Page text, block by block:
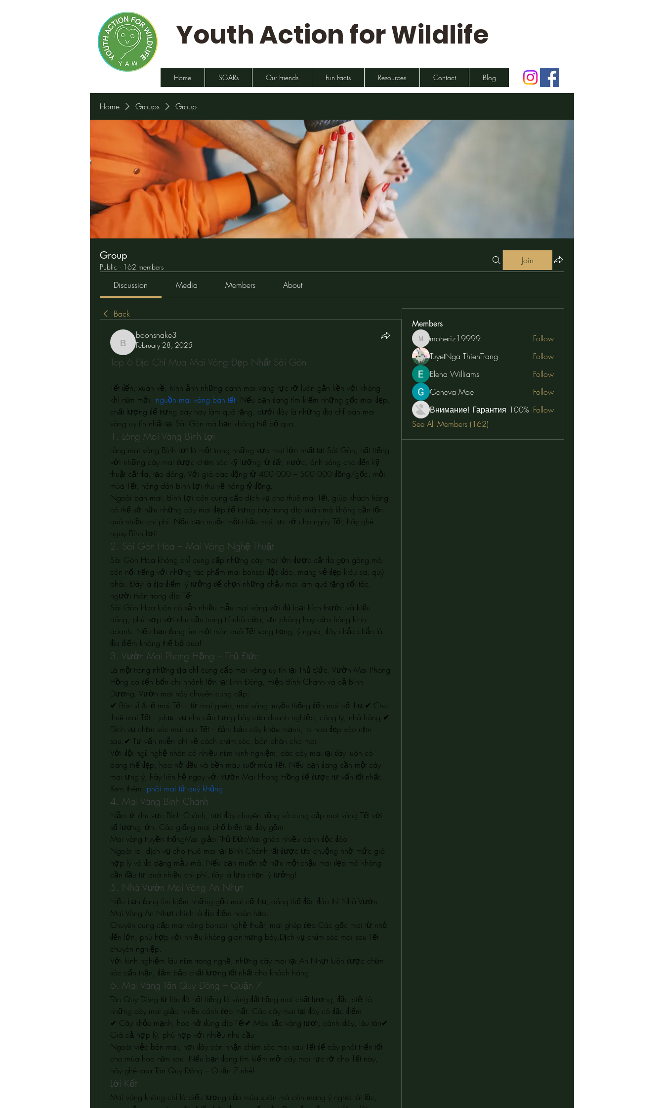
Youth Action for Wildlife
Home SGARs Our Friends Fun Facts Resources Contact Blog
Home Groups Group
Group
Public · 162 members
Join
Discussion Media Members About
Back
boonsnake3
boonsnake3
February 28, 2025
Top 6 Địa Chỉ Mua Mai Vàng Đẹp Nhất Sài Gòn
Tết đến, xuân về, hình ảnh những cánh mai vàng rực rỡ luôn gắn liền với không
khí năm mới. nguồn mai vàng bán tết. Nếu bạn đang tìm kiếm những gốc mai đẹp,
chất lượng để trưng bày hay làm quà tặng, dưới đây là những địa chỉ bán mai
vàng uy tín nhất tại Sài Gòn mà bạn không thể bỏ qua.
1. Làng Mai Vàng Bình Lợi
Làng mai vàng Bình Lợi là một trong những vựa mai lớn nhất tại Sài Gòn, nổi tiếng
với những cây mai được chăm sóc kỹ lưỡng từ đất, nước, ánh sáng cho đến kỹ
thuật cắt tỉa, tạo dáng. Với giá dao động từ 400.000 – 500.000 đồng/gốc, mỗi
mùa Tết, nông dân Bình Lợi thu về hàng tỷ đồng.
Ngoài bán mai, Bình Lợi còn cung cấp dịch vụ cho thuê mai Tết, giúp khách hàng
có thể sở hữu những cây mai đẹp để trưng bày trong dịp xuân mà không cần tốn
quá nhiều chi phí. Nếu bạn muốn một chậu mai rực rỡ cho ngày Tết, hãy ghé
ngay Bình Lợi!
2. Sài Gòn Hoa – Mai Vàng Nghệ Thuật
Sài Gòn Hoa không chỉ cung cấp những cây mai lớn được cắt tỉa gọn gàng mà
còn nổi tiếng với những tác phẩm mai bonsai độc đáo, mang vẻ đẹp kiêu sa, quý
phái. Đây là địa điểm lý tưởng để chọn những chậu mai làm quà tặng đối tác,
người thân trong dịp Tết.
Sài Gòn Hoa luôn có sẵn nhiều mẫu mai vàng với đủ loại kích thước và kiểu
dáng, phù hợp với nhu cầu trang trí nhà cửa, văn phòng hay cửa hàng kinh
doanh. Nếu bạn đang tìm một món quà Tết sang trọng, ý nghĩa, đây chắc chắn là
địa điểm không thể bỏ qua!
3. Vườn Mai Phong Hồng – Thủ Đức
Là một trong những địa chỉ cung cấp mai vàng uy tín tại Thủ Đức, Vườn Mai Phong
Hồng có đến bốn chi nhánh lớn tại Linh Đông, Hiệp Bình Chánh và cả Bình
Dương. Vườn mai này chuyên cung cấp:
✔ Bán sỉ & lẻ mai Tết – từ mai ghép, mai vàng truyền thống đến mai cổ thụ.✔ Cho
thuê mai Tết – phục vụ nhu cầu trưng bày của doanh nghiệp, công ty, nhà hàng.✔
Dịch vụ chăm sóc mai sau Tết – đảm bảo cây khỏe mạnh, ra hoa đẹp vào năm
sau.✔ Tư vấn miễn phí về cách chăm sóc, bón phân cho mai.
Với đội ngũ nghệ nhân có nhiều năm kinh nghiệm, các cây mai tại đây luôn có
dáng thế đẹp, hoa nở đều và bền màu suốt mùa Tết. Nếu bạn đang cần một cây
mai ưng ý, hãy liên hệ ngay với Vườn Mai Phong Hồng để được tư vấn tốt nhất.
Xem thêm: phôi mai tứ quý khủng.
4. Mai Vàng Bình Chánh
Nằm ở khu vực Bình Chánh, nơi đây chuyên trồng và cung cấp mai vàng Tết với
số lượng lớn. Các giống mai phổ biến tại đây gồm:
Mai vàng truyền thốngMai giảo Thủ ĐứcMai ghép nhiều cánh độc đáo
Ngoài ra, dịch vụ cho thuê mai tại Bình Chánh rất được ưa chuộng nhờ mức giá
hợp lý và đa dạng mẫu mã. Nếu bạn muốn sở hữu một chậu mai đẹp mà không
cần đầu tư quá nhiều chi phí, đây là lựa chọn lý tưởng!
5. Nhà Vườn Mai Vàng An Nhựt
Nếu bạn đang tìm kiếm những gốc mai cổ thụ, dáng thế độc đáo thì Nhà Vườn
Mai Vàng An Nhựt chính là địa điểm hoàn hảo.
Chuyên cung cấp mai vàng bonsai nghệ thuật, mai ghép đẹp.Các gốc mai từ nhỏ
đến lớn, phù hợp với nhiều không gian trưng bày.Dịch vụ chăm sóc mai sau Tết
chuyên nghiệp.
Với kinh nghiệm lâu năm trong nghề, những cây mai tại An Nhựt luôn được chăm
sóc cẩn thận, đảm bảo chất lượng tốt nhất cho khách hàng.
6. Mai Vàng Tân Quy Đông – Quận 7
Tân Quy Đông từ lâu đã nổi tiếng là vùng đất trồng mai chất lượng, đặc biệt là
những cây mai giảo nhiều cánh đẹp mắt. Các cây mai tại đây có đặc điểm:
✔ Cây khỏe mạnh, hoa nở đúng dịp Tết✔ Màu sắc vàng tươi, cánh dày, lâu tàn✔
Giá cả hợp lý, phù hợp với nhiều nhu cầu
Ngoài việc bán mai, nơi đây còn nhận chăm sóc mai sau Tết để cây phát triển tốt
cho mùa hoa năm sau. Nếu bạn đang tìm kiếm một cây mai rực rỡ cho Tết này,
hãy ghé qua Tân Quy Đông – Quận 7 nhé!
Lời Kết
Mai vàng không chỉ là biểu tượng của mùa xuân mà còn mang ý nghĩa tài lộc,
Members
moheriz19999
moheriz19999
Follow
TuyetNga ThienTrang
Follow
Elena Williams
Follow
Geneva Mae
Follow
Внимание! Гарантия 100% Follow
See All Members (162)